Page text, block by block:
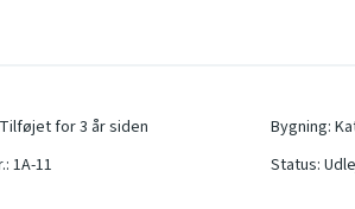
Tilføjet for 3 år siden Bygning:
: 1A-11 Status: